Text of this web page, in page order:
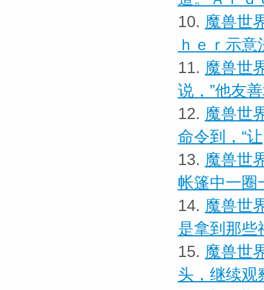
10. 魔兽世
ｈｅｒ示意
11. 魔兽世
说，”他友
12. 魔兽世
命令到，“让
13. 魔兽世
帐篷中一圈
14. 魔兽世
是拿到那些
15. 魔兽世
头，继续观